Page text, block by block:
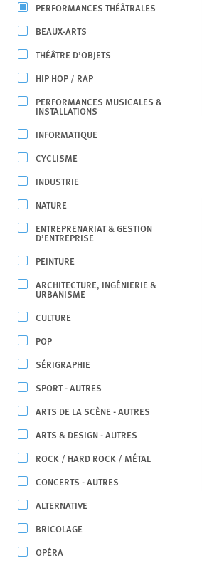
PERFORMANCES THÉÂTRALES
BEAUX-ARTS
THÉÂTRE D’OBJETS
HIP HOP / RAP
PERFORMANCES MUSICALES &
INSTALLATIONS
INFORMATIQUE
CYCLISME
INDUSTRIE
NATURE
ENTREPRENARIAT & GESTION
D’ENTREPRISE
PEINTURE
ARCHITECTURE, INGÉNIERIE &
URBANISME
CULTURE
POP
SÉRIGRAPHIE
SPORT - AUTRES
ARTS DE LA SCÈNE - AUTRES
ARTS & DESIGN - AUTRES
ROCK / HARD ROCK / MÉTAL
CONCERTS - AUTRES
ALTERNATIVE
BRICOLAGE
OPÉRA